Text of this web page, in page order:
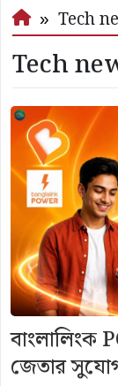
Tech
Tech
বাংলালিংক
জেতার সুযোগ